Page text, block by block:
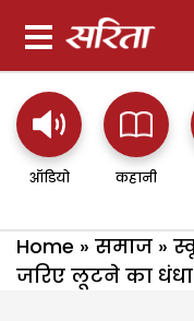
ऑडियो कहानी
Home » समाज »
जरिए लूटने का